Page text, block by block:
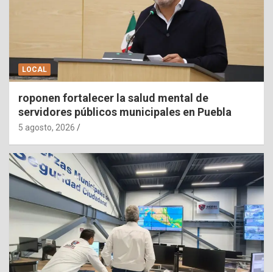
LOCAL
roponen fortalecer la salud mental de
servidores públicos municipales en Puebla
5 agosto, 2026